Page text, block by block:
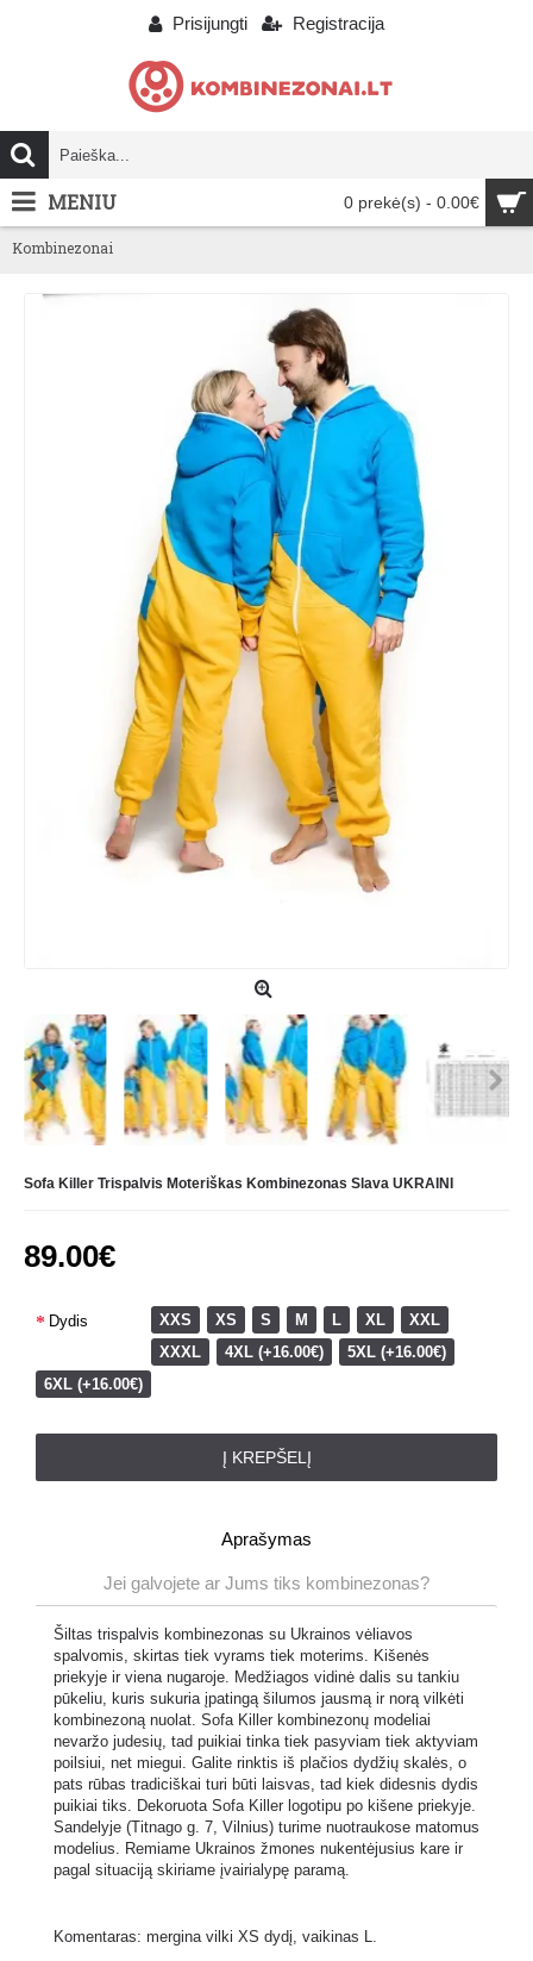
Prisijungti Registracija
0 prekė(s) - 0.00€
MENIU
Kombinezonai
Sofa Killer Trispalvis Moteriškas Kombinezonas Slava UKRAINI
89.00€
Dydis XXS XS S M L XL
XXL
XXXL
4XL (+16.00€)
5XL (+16.00€)
6XL (+16.00€)
Į KREPŠELĮ
Aprašymas
Jei galvojete ar Jums tiks kombinezonas?
Šiltas trispalvis kombinezonas su Ukrainos vėliavos
spalvomis, skirtas tiek vyrams tiek moterims. Kišenės
priekyje ir viena nugaroje. Medžiagos vidinė dalis su tankiu
pūkeliu, kuris sukuria įpatingą šilumos jausmą ir norą vilkėti
kombinezoną nuolat. Sofa Killer kombinezonų modeliai
nevaržo judesių, tad puikiai tinka tiek pasyviam tiek aktyviam
poilsiui, net miegui. Galite rinktis iš plačios dydžių skalės, o
pats rūbas tradiciškai turi būti laisvas, tad kiek didesnis dydis
puikiai tiks. Dekoruota Sofa Killer logotipu po kišene priekyje.
Sandelyje (Titnago g. 7, Vilnius) turime nuotraukose matomus
modelius. Remiame Ukrainos žmones nukentėjusius kare ir
pagal situaciją skiriame įvairialypę paramą.
Komentaras: mergina vilki XS dydį, vaikinas L.